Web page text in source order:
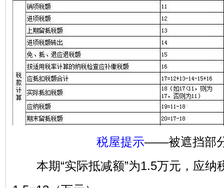
税屋提示——被遮挡部
本期“实际抵减额”为1.5万元，应纳